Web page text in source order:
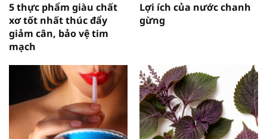
5 thực phẩm giàu chất
xơ tốt nhất thúc đẩy
giảm cân, bảo vệ tim
mạch
Lợi ích của nước chanh
gừng